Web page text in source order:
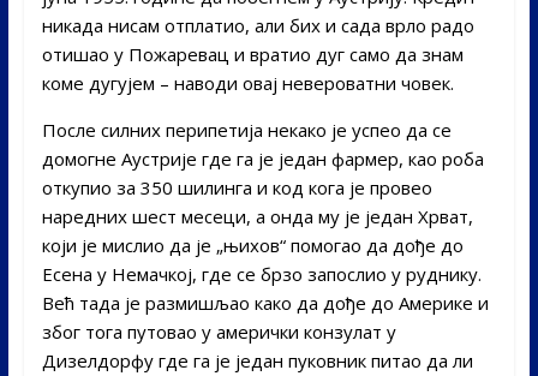
никада нисам отплатио, али бих и сада врло радо
отишао у Пожаревац и вратио дуг само да знам
коме дугујем – наводи овај невероватни човек.
После силних перипетија некако је успео да се
домогне Аустрије где га је један фармер, као роба
откупио за 350 шилинга и код кога је провео
наредних шест месеци, а онда му је један Хрват,
који је мислио да је „њихов“ помогао да дође до
Есена у Немачкој, где се брзо запослио у руднику.
Већ тада је размишљао како да дође до Америке и
због тога путовао у амерички конзулат у
Дизелдорфу где га је један пуковник питао да ли